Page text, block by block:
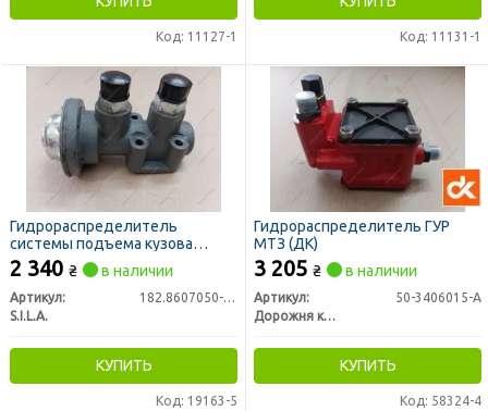
Код: 11127-1 Код: 11131-1
Гидрораспределитель
системы подъема кузова
КАМАЗ (пр-во S.I.L.A. AC)
2 340 ₴ в наличии
Артикул:
182.8607050-01
S.I.L.A.
КУПИТЬ
Код: 19163-5
Гидрораспределитель ГУР
МТЗ (ДК)
3 205 ₴ в наличии
Артикул:
50-3406015-А
Дорожня карта
КУПИТЬ
Код: 58324-4